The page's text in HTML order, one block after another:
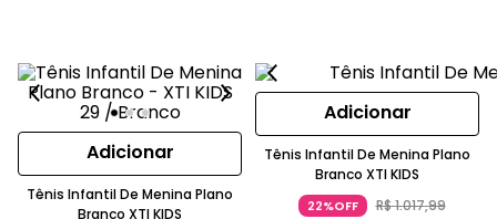
Adicionar
Tênis Infantil De Menina Plano
Branco XTI KIDS
Adicionar
Tênis Infantil De Menina Plano
Branco XTI KIDS
22%OFF R$1.017,99